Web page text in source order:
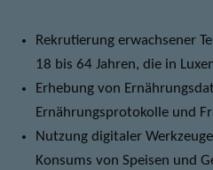
Rekrutierung erwachsener
18 bis 64 Jahren, die in
Erhebung von
Ernährungsprotokolle und
Nutzung digitaler
Konsums von Speisen und